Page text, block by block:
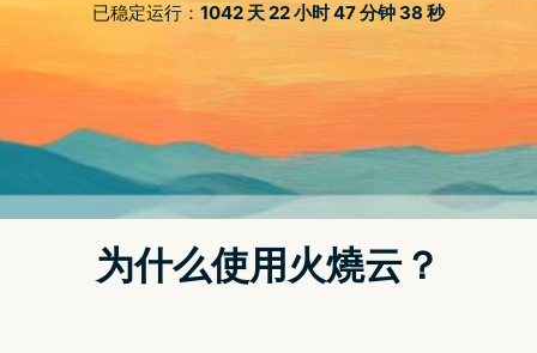
道具，并在领取後永久保留这些作品。
《Circus Electrique》
《Circus Electrique》既是故事导向的 RPG，
也是战术游戏，同时也是马戏团经营游戏，非常
引人入胜。当平凡的伦敦市民神秘地转变成邪恶
导
航